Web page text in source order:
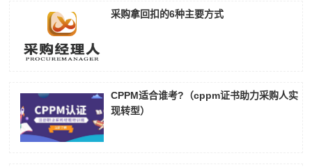
采购拿回扣的6种主要方式
CPPM适合谁考?（cppm证书助力采购人实
现转型）